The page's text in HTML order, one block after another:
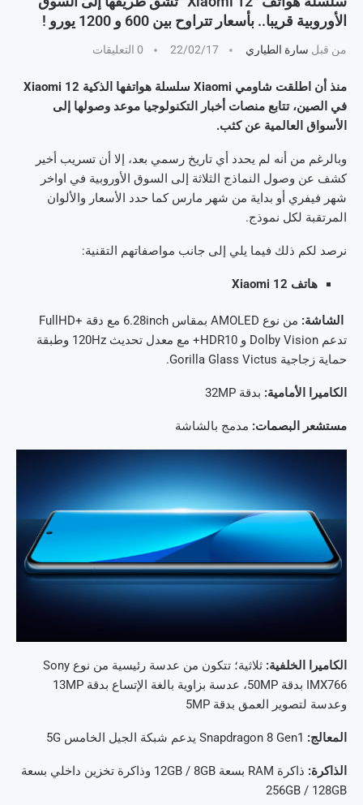
الأوروبية قريبا.. بأسعار تتراوح بين 600 و 1200 يورو !
من قبل سارة الطياري 22/02/17 0 التعليقات
منذ أن اطلقت شاومي Xiaomi سلسلة هواتفها الذكية Xiaomi 12
في الصين، تتابع منصات أخبار التكنولوجيا موعد وصولها إلى
الأسواق العالمية عن كثب.
وبالرغم من أنه لم يحدد أي تاريخ رسمي بعد، إلا أن تسريب أخير
كشف عن وصول النماذج الثلاثة إلى السوق الأوروبية في اواخر
شهر فيفري أو بداية من شهر مارس كما حدد الأسعار والألوان
المرتقبة لكل نموذج.
نرصد لكم ذلك فيما يلي إلى جانب مواصفاتهم التقنية:
هاتف Xiaomi 12
الشاشة:
من نوع AMOLED بمقاس 6.28inch مع دقة +FullHD
تدعم Dolby Vision و HDR10+ مع معدل تحديث 120Hz وطبقة
حماية زجاجية Gorilla Glass Victus.
الكاميرا الأمامية: بدقة 32MP
مستشعر البصمات: مدمج بالشاشة
الكاميرا الخلفية:
ثلاثية؛ تتكون من عدسة رئيسية من نوع Sony
IMX766 بدقة 50MP، عدسة بزاوية بالغة الإتساع بدقة 13MP
وعدسة لتصوير العمق بدقة 5MP
المعالج:
الذاكرة:
ذاكرة RAM بسعة 12GB / 8GB وذاكرة تخزين داخلي بسعة
256GB / 128GB